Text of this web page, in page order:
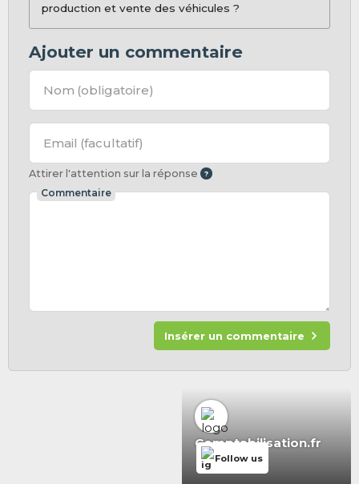
production et vente des véhicules ?
Ajouter un commentaire
Nom (obligatoire)
Email (facultatif)
Attirer l'attention sur la réponse
Commentaire
Insérer un commentaire
Comptabilisation.fr
Follow us